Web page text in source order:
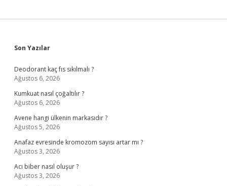
Sidebar
Son Yazılar
Deodorant kaç fıs sıkılmalı ?
Ağustos 6, 2026
Kumkuat nasıl çoğaltılır ?
Ağustos 6, 2026
Avene hangi ülkenin markasıdır ?
Ağustos 5, 2026
Anafaz evresinde kromozom sayısı artar mı ?
Ağustos 3, 2026
Acı biber nasıl oluşur ?
Ağustos 3, 2026